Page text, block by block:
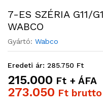
7-ES SZÉRIA G11/
WABCO
Gyártó: Wabco
Eredeti ár: 285.750 Ft
215.000 Ft + ÁFA
273.050 Ft brutto